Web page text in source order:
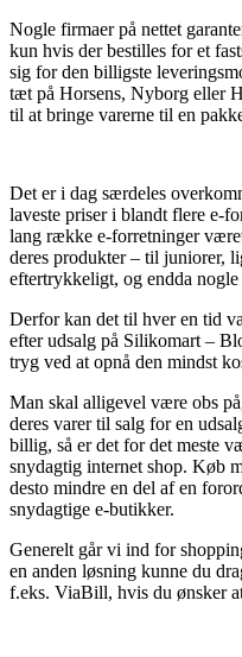
Nogle firmaer på nettet
kun hvis der bestilles for et
sig for den billigste
tæt på Horsens, Nyborg eller
til at bringe varerne til en
Det er i dag særdeles
laveste priser i blandt flere e-
lang række e-forretninger
deres produkter – til juniorer,
eftertrykkeligt, og endda
Derfor kan det til hver en tid
efter udsalg på Silikomart –
tryg ved at opnå den mindst
Man skal alligevel være obs
deres varer til salg for en
billig, så er det for det meste
snydagtig internet shop. Køb
desto mindre en del af en
snydagtige e-butikker.
Generelt går vi ind for
en anden løsning kunne du
f.eks. ViaBill, hvis du ønsker